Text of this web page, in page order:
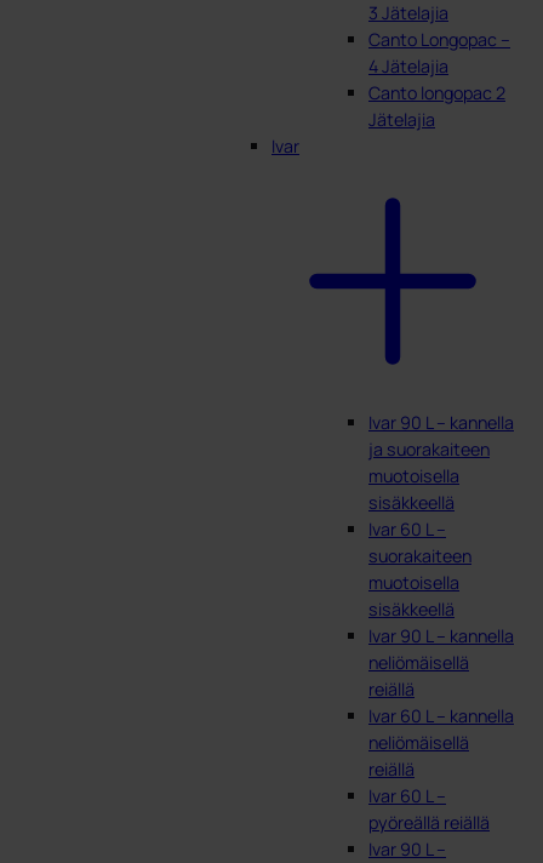
3 Jätelajia
Canto Longopac –
4 Jätelajia
Canto longopac 2
Jätelajia
Ivar
Ivar 90 L – kannella
ja suorakaiteen
muotoisella
sisäkkeellä
Ivar 60 L –
suorakaiteen
muotoisella
sisäkkeellä
Ivar 90 L – kannella
neliömäisellä
reiällä
Ivar 60 L – kannella
neliömäisellä
reiällä
Ivar 60 L –
pyöreällä reiällä
Ivar 90 L –